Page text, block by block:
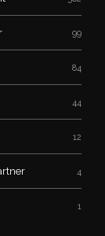
99
84
44
12
4
1